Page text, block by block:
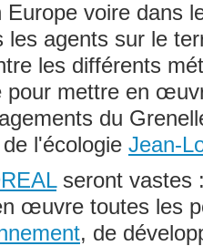
voire dans
les agents sur le
les différents
pour mettre en
du
l'écologie Jean-
seront vastes
œuvre toutes les
, de